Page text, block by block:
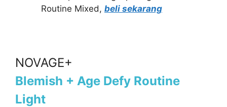
Routine Mixed, beli sekarang
NOVAGE+
Blemish + Age Defy Routine
Light